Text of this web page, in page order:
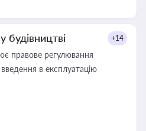
будівництві +14
правове регулювання
в експлуатацію